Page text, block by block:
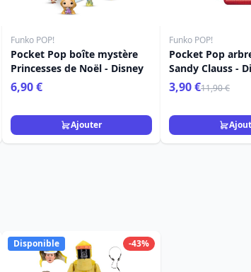
Funko POP!
Pocket Pop boîte mystère
Princesses de Noël - Disney
6,90 €
Ajouter
Funko POP!
Pocket Pop
Sandy Clauss -
L'étrange Noël
Jack
3,90 €11,90 €
-43%
Disponible